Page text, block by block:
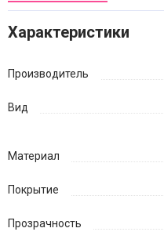
Характеристики
Производитель
Вид
Материал
Покрытие
Прозрачность